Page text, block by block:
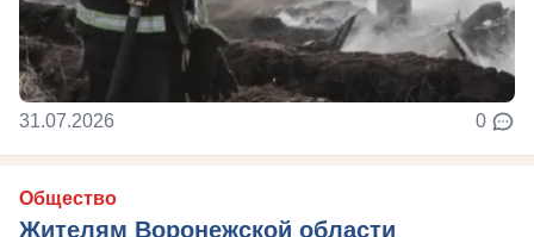
31.07.2026 0
Общество
Жителям Воронежской области